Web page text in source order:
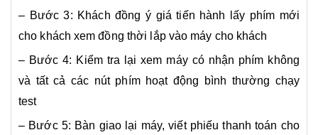
– Bước 3: Khách đồng ý giá tiến hành lấy phím mới
cho khách xem đồng thời lắp vào máy cho khách
– Bước 4: Kiểm tra lại xem máy có nhận phím không
và tất cả các nút phím hoạt động bình thường chạy
test
– Bước 5: Bàn giao lại máy, viết phiếu thanh toán cho